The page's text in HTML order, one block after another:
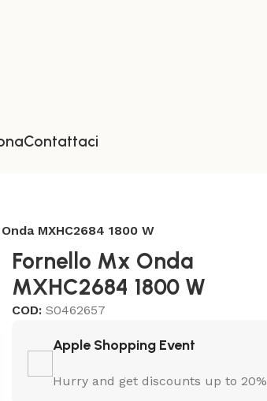
Contattaci
MXHC2684 1800 W
Fornello Mx Onda
MXHC2684 1800 W
COD: S0462657
Apple Shopping Event
Hurry and get discounts up to 20%